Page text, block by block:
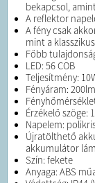
bekapcsol,
A reflektor
A fény csak
mint a
Főbb
LED: 56 COB
Teljesítmény:
Fényáram: 200lm
Érzékelő szöge:
Napelem:
Újratölthető
akkumulátor
Szín: fekete
Anyaga: ABS